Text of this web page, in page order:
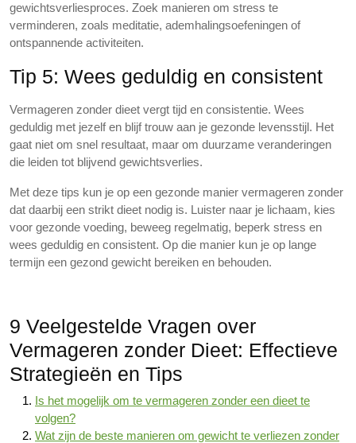
gewichtsverliesproces. Zoek manieren om stress te
verminderen, zoals meditatie, ademhalingsoefeningen of
ontspannende activiteiten.
Tip 5: Wees geduldig en consistent
Vermageren zonder dieet vergt tijd en consistentie. Wees
geduldig met jezelf en blijf trouw aan je gezonde levensstijl. Het
gaat niet om snel resultaat, maar om duurzame veranderingen
die leiden tot blijvend gewichtsverlies.
Met deze tips kun je op een gezonde manier vermageren zonder
dat daarbij een strikt dieet nodig is. Luister naar je lichaam, kies
voor gezonde voeding, beweeg regelmatig, beperk stress en
wees geduldig en consistent. Op die manier kun je op lange
termijn een gezond gewicht bereiken en behouden.
9 Veelgestelde Vragen over
Vermageren zonder Dieet: Effectieve
Strategieën en Tips
Is het mogelijk om te vermageren zonder een dieet te
volgen?
Wat zijn de beste manieren om gewicht te verliezen zonder